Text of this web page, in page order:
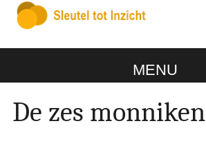
MENU
De zes monniken